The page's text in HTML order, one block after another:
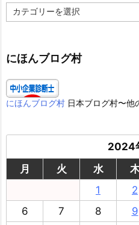
テ
ー
にほんブログ村
にほんブログ村 日本ブログ村〜他
2024
月
火 水
1
2
6
7 8 9